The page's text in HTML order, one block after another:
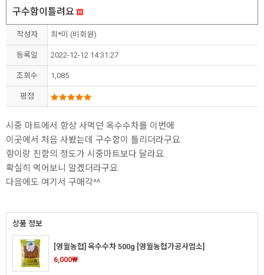
구수함이틀려요
작성자 최*미 (비회원)
등록일 2022-12-12 14:31:27
조회수 1,085
평점
시중 마트에서 항상 사먹던 옥수수차를 이번에
이곳에서 처음 사봤는데 구수함이 틀리더라구요.
향이랑 진함의 정도가 시중마트보다 달라요.
확실히 먹어보니 알겠더라구요.
다음에도 여기서 구매각^^
상품 정보
[영월농협] 옥수수차 500g [영월농협가공사업소]
6,000₩